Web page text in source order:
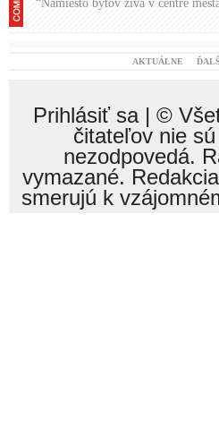
“Namiesto bytov zíva v centre
AKTUÁLNE
Prihlásiť sa| ©
čitateľov nie
nezodpovedá.
vymazané.
smerujú k